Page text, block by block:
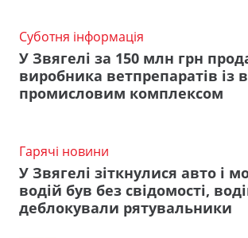
Суботня інформація
У Звягелі за 150 млн грн
виробника ветпрепаратів із
промисловим комплексом
Гарячі новини
У Звягелі зіткнулися авто і
водій був без свідомості,
деблокували рятувальники